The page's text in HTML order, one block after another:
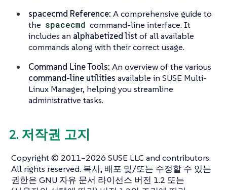
spacecmd Reference: A comprehensive guide to
the spacecmd command-line interface. It
includes an alphabetized listof all available
commands along with their correct usage.
Command Line Tools: An overview of the various
command-line utilities available in SUSE Multi-
Linux Manager, helping you streamline
administrative tasks.
2. 저작권 고지
Copyright © 2011–2026 SUSE LLC and contributors.
All rights reserved. 복사, 배포 및/또는 수정할 수 있는
권한은 GNU 자유 문서 라이선스 버전 1.2 또는